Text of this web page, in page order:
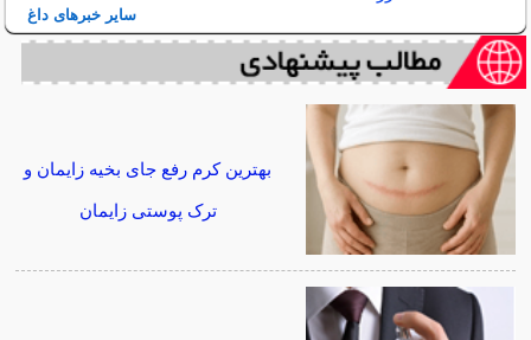
سایر خبرهای داغ
بهترین کرم رفع جای بخیه زایمان و
ترک پوستی زایمان